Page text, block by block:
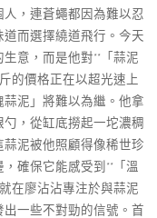
，連蒼蠅都因為難以忍
而選擇繞道飛行。今天
意，而是他對**「蒜泥
的價格正在以超光速上
泥」將難以為繼。他拿
，從缸底撈起一坨濃稠
泥被他照顧得像稀世珍
確保它能感受到**「溫
在廖沾沾專注於與蒜泥
一些不對勁的信號。首